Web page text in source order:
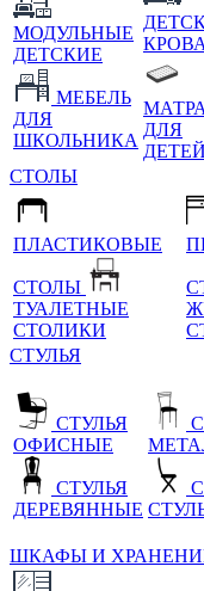
МОДУЛЬНЫЕ
ДЕТСКИЕ
МЕБЕЛЬ
ДЛЯ
ШКОЛЬНИКА
ДЛЯ
ДЕТЕЙ
СТОЛЫ
ПЛАСТИКОВЫЕ
СТОЛЫ
ТУАЛЕТНЫЕ
СТОЛИКИ
СТУЛЬЯ
СТУЛЬЯ
ОФИСНЫЕ
СТУЛЬЯ
ДЕРЕВЯННЫЕ
ШКАФЫ И